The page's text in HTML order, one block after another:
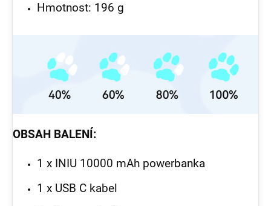
Hmotnost: 196 g
OBSAH BALENÍ:
1 x INIU 10000 mAh powerbanka
1 x USB C kabel